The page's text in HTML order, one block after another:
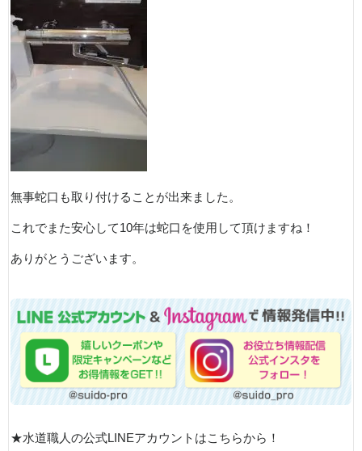
無事蛇口も取り付けることが出来ました。
これでまた安心して10年は蛇口を使用して頂けますね！
ありがとうございます。
★水道職人の公式LINEアカウントはこちらから！